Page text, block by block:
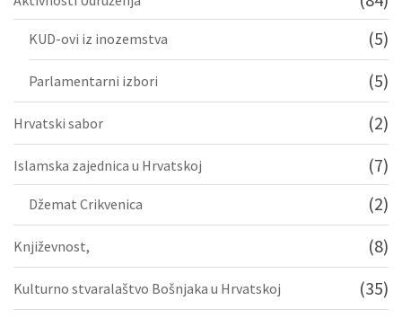
KUD-ovi iz inozemstva (5)
Parlamentarni izbori (5)
Hrvatski sabor (2)
Islamska zajednica u Hrvatskoj (7)
Džemat Crikvenica (2)
Književnost, (8)
Kulturno stvaralaštvo Bošnjaka u Hrvatskoj (35)